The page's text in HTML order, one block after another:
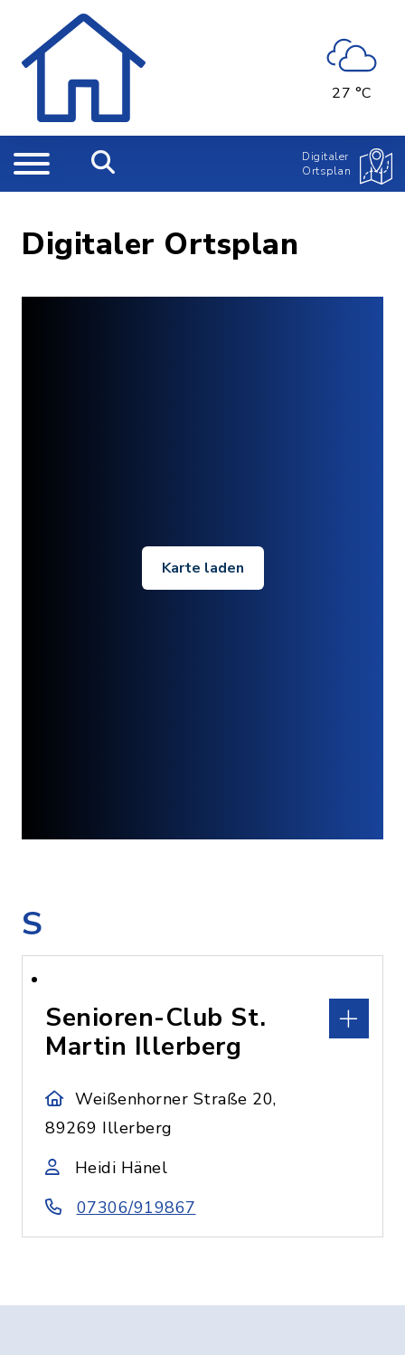
27 °C
Digitaler
Ortsplan
Digitaler Ortsplan
Karte laden
S
Senioren-Club St.
Martin Illerberg
Weißenhorner Straße 20,
89269 Illerberg
Heidi Hänel
07306/919867